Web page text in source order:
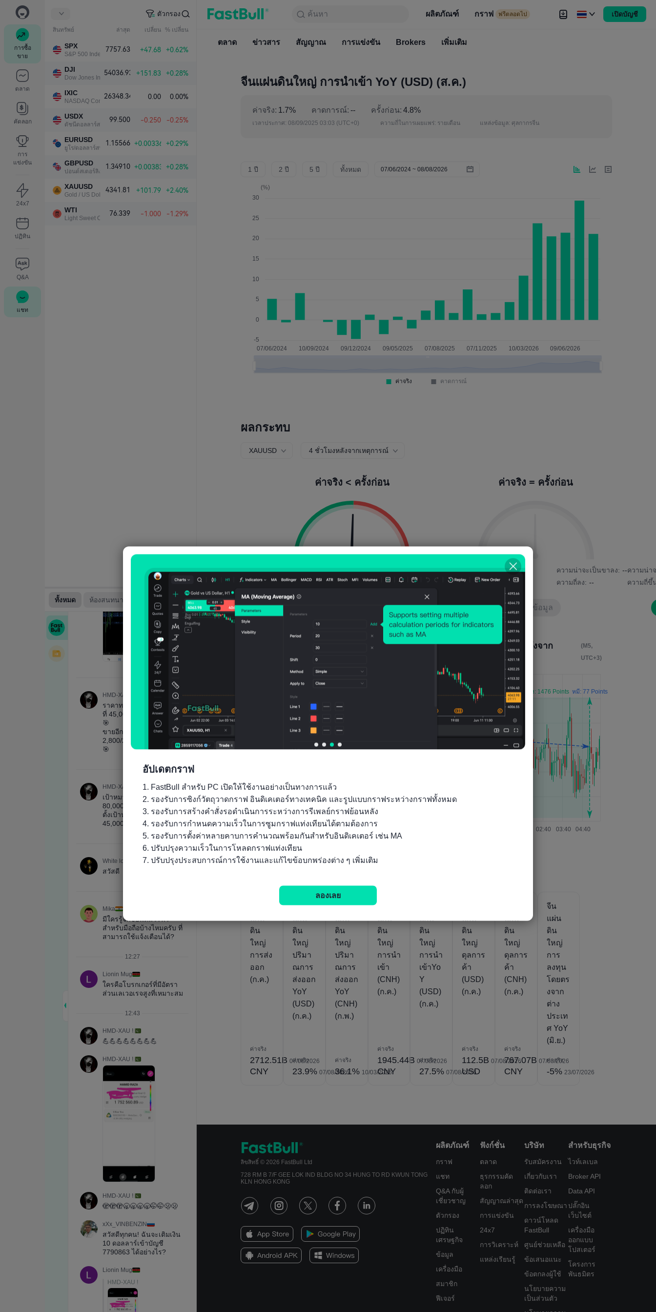
การซื้อ
ขาย
ตลาด
คัดลอก
การ
แข่งขัน
24x7
ปฏิทิน
Q&A
แชท
ตัวกรอง
สินทรัพย์ ล่าสุด เปลี่ยน % เปลี่ยน
SPX
S&P 500 Index
7757.63 +47.68 +0.62%
DJI
Dow Jones Industrial Average
54036.93 +151.83 +0.28%
IXIC
NASDAQ Composite Index
26348.34 0.00 0.00%
USDX
ดัชนีดอลลาร์สหรัฐ
99.500 -0.250 -0.25%
EURUSD
ยูโร/ดอลลาร์สหรัฐ
1.15566 +0.00336 +0.29%
GBPUSD
ปอนด์สเตอร์ลิง/ดอลลาร์สหรัฐ
1.34910 +0.00383 +0.28%
XAUUSD
Gold / US Dollar
4341.81 +101.79 +2.40%
WTI
Light Sweet Crude Oil
76.339 -1.000 -1.29%
ค้นหา ผลิตภัณฑ์ กราฟ ฟรีตลอดไป
ตลาด ข่าวสาร สัญญาณ การแข่งขัน
เปิดบัญชี
ค้นหา
ฟรีตลอดไป
ตลาด ข่าวสาร สัญญาณ การแข่งขัน Brokers เพิ่มเติม
จีนแผ่นดินใหญ่ การนำเข้า YoY (USD) (ส.ค.)
ค่าจริง: 1.7% คาดการณ์: -- ครั้งก่อน: 4.8%
เวลาประกาศ: 08/09/2025 03:03 (UTC+0) ความถี่ในการเผยแพร่: รายเดือน แหล่งข้อมูล: ศุลกากรจีน
1 ปี 2 ปี 5 ปี ทั้งหมด
ผลกระทบ
XAUUSD 4 ชั่วโมงหลังจากเหตุการณ์
ค่าจริง < ครั้งก่อน
ความน่าจะเป็นขาขึ้น: 50.98%
ความถี่ขึ้น: 26
ความน่าจะเป็นขาลง: 49.02%
ความถี่ลง:
25
(0.01%)
ค่าจริง = ครั้งก่อน
ความน่าจะเป็นขาขึ้น: --
ความถี่ขึ้น: --
ความน่าจะเป็นขาลง: --
ความถี่ลง: --
ไม่มีข้อมูล
ความน่า
ความถี่ขึ้
ผลกระทบจาก 4 ชั่วโมงหลังจาก
(M5,
UTC+3)
ดิน
ใหญ่
การส่ง
ออก
(ก.ค.)
ค่าจริง
2712.51B
CNY
07/08/2026
จีน
ดิน
ใหญ่
ปริมา
ณการ
ส่งออก
YoY
(USD)
(ก.ค.)
ค่าจริง
23.9% 07/08/2026
จีน
ดิน
ใหญ่
ปริมา
ณการ
ส่งออก
YoY
(CNH)
(ก.พ.)
ค่าจริง
36.1% 10/03/2026
ดิน
ใหญ่
การนำ
เข้า
(CNH)
(ก.ค.)
ค่าจริง
1945.44B
CNY
07/08/2026
ดิน
ใหญ่
การนำ
เข้าYo
Y
(USD)
(ก.ค.)
ค่าจริง
27.5% 07/08/2026
ดิน
ใหญ่
ดุลการ
ค้า
(USD)
(ก.ค.)
ค่าจริง
112.5B
USD
07/08/2026
ดิน
ใหญ่
ดุลการ
ค้า
(CNH)
(ก.ค.)
ค่าจริง
767.07B
CNY
07/08/2026
จีน
แผ่น
ดิน
ใหญ่
การ
ลงทุน
โดยตร
งจาก
ต่าง
ประเท
ศ YoY
(มิ.ย.)
ค่าจริง
-5% 23/07/2026
ลิขสิทธิ์ © 2026 FastBull Ltd
728 RM B 7/F GEE LOK IND BLDG NO 34 HUNG TO RD KWUN TONG
KLN HONG KONG
ผลิตภัณฑ์
กราฟ
แชท
Q&A กับผู้
เชี่ยวชาญ
ตัวกรอง
ปฏิทิน
เศรษฐกิจ
ข้อมูล
เครื่องมือ
สมาชิก
ฟีเจอร์
ฟังก์ชั่น
ตลาด
ธุรกรรมคัด
ลอก
สัญญาณล่าสุด
การแข่งขัน
24x7
การวิเคราะห์
แหล่งเรียนรู้
บริษัท
รับสมัครงาน
เกี่ยวกับเรา
ติดต่อเรา
การลงโฆษณา
ดาวน์โหลด
FastBull
ศูนย์ช่วยเหลือ
ข้อเสนอแนะ
ข้อตกลงผู้ใช้
นโยบายความ
เป็นส่วนตัว
สำหรับธุรกิจ
ไวท์เลเบล
Broker API
Data API
ปลั๊กอิน
เว็บไซต์
เครื่องมือ
ออกแบบ
โปสเตอร์
โครงการ
พันธมิตร
อัปเดตกราฟ
1. FastBull สำหรับ PC เปิดให้ใช้งานอย่างเป็นทางการแล้ว
2. รองรับการซิงก์วัตถุวาดกราฟ อินดิเคเตอร์ทางเทคนิค และรูปแบบกราฟระหว่างกราฟทั้งหมด
3. รองรับการสร้างคำสั่งรอดำเนินการระหว่างการรีเพลย์กราฟย้อนหลัง
4. รองรับการกำหนดความเร็วในการซูมกราฟแท่งเทียนได้ตามต้องการ
5. รองรับการตั้งค่าหลายคาบการคำนวณพร้อมกันสำหรับอินดิเคเตอร์ เช่น MA
6. ปรับปรุงความเร็วในการโหลดกราฟแท่งเทียน
7. ปรับปรุงประสบการณ์การใช้งานและแก้ไขข้อบกพร่องต่าง ๆ เพิ่มเติม
ลองเลย